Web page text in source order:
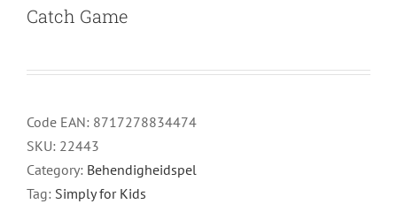
Catch Game
Code EAN: 8717278834474
SKU: 22443
Category: Behendigheidspel
Tag: Simply for Kids